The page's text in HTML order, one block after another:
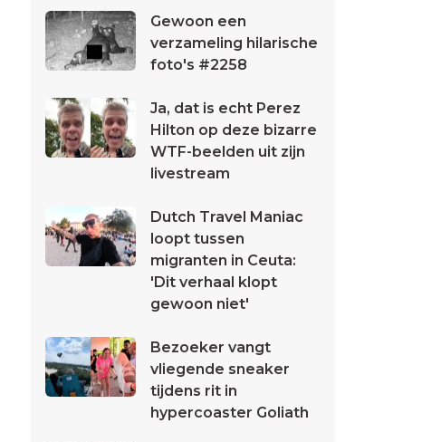
Gewoon een
verzameling hilarische
foto's #2258
Ja, dat is echt Perez
Hilton op deze bizarre
WTF-beelden uit zijn
livestream
Dutch Travel Maniac
loopt tussen
migranten in Ceuta:
'Dit verhaal klopt
gewoon niet'
Bezoeker vangt
vliegende sneaker
tijdens rit in
hypercoaster Goliath